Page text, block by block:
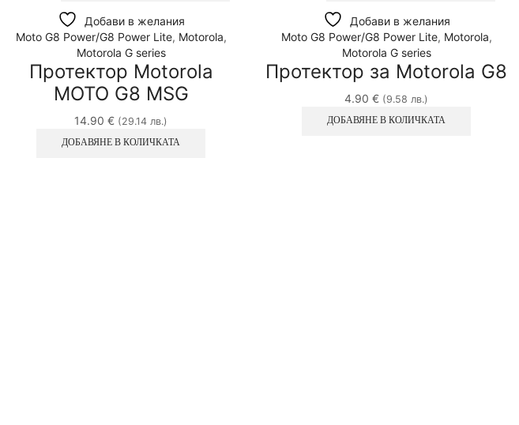
Добави в желания
Moto G8 Power/G8 Power Lite, Motorola,
Motorola G series
Протектор Motorola
MOTO G8 MSG
14.90 € (29.14 лв.)
ДОБАВЯНЕ В КОЛИЧКАТА
Добави в желания
Moto G8 Power/G8 Power Lite, Motorola,
Motorola G series
Протектор за Motorola G8
4.90 € (9.58 лв.)
ДОБАВЯНЕ В КОЛИЧКАТА